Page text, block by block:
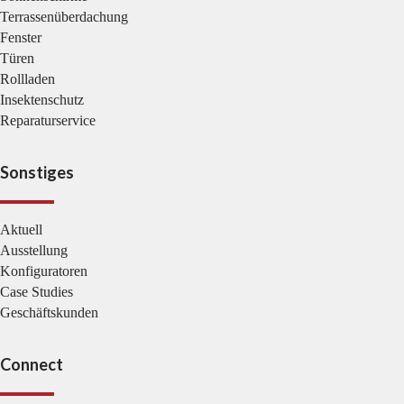
Terrassenüberdachung
Fenster
Türen
Rollladen
Insektenschutz
Reparaturservice
Sonstiges
Aktuell
Ausstellung
Konfiguratoren
Case Studies
Geschäftskunden
Connect